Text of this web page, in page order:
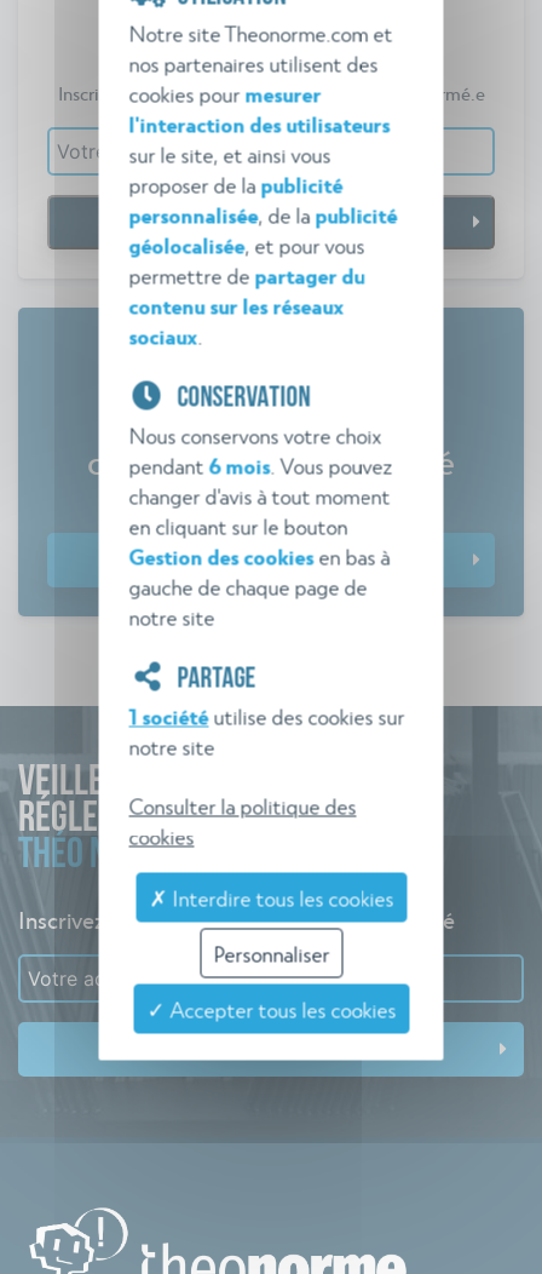
Veille réglementaire
Théo Norme
Inscrivez-vous gratuitement pour vous tenir informé.e
Tout savoir sur les
commissions de sécurité
Comment gagner en efficacité ?
Télécharger le guide
VEILLE
RÉGLEMENTAIRE
THÉO NORME
Inscrivez-vous à l'alerte pour rester informé
Notre site Theonorme.com et
nos partenaires utilisent des
cookies pour mesurer
l'interaction des utilisateurs
sur le site, et ainsi vous
proposer de la publicité
personnalisée, de la publicité
géolocalisée, et pour vous
permettre de partager du
contenu sur les réseaux
sociaux
CONSERVATION
Nous conservons votre choix
pendant6 mois. Vous pouvez
changer d'avis à tout moment
en cliquant sur le bouton
Gestion des cookiesen bas à
gauche de chaque page de
notre site
PARTAGE
1 sociétéutilise des cookies sur
notre site
Consulter la politique des
cookies
✗ Interdire tous les cookies
Personnaliser
✓ Accepter tous les cookies